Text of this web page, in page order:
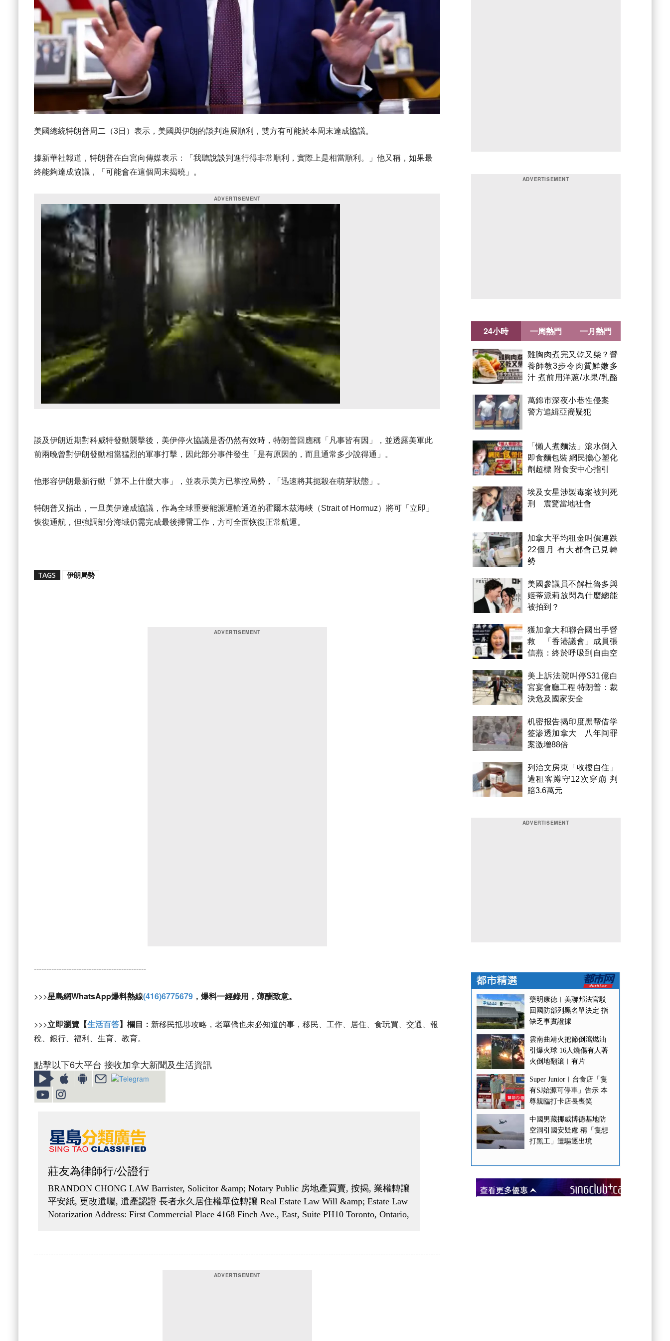
美國總統特朗普周二（3日）表示，美國與伊朗的談判進展順利，雙方有可能於本周末達成協議。
據新華社報道，特朗普在白宮向傳媒表示：「我聽說談判進行得非常順利，實際上是相當順利。」他又稱，如果最
終能夠達成協議，「可能會在這個周末揭曉」。
談及伊朗近期對科威特發動襲擊後，美伊停火協議是否仍然有效時，特朗普回應稱「凡事皆有因」，並透露美軍此
前兩晚曾對伊朗發動相當猛烈的軍事打擊，因此部分事件發生「是有原因的，而且通常多少說得通」。
他形容伊朗最新行動「算不上什麼大事」，並表示美方已掌控局勢，「迅速將其扼殺在萌芽狀態」。
特朗普又指出，一旦美伊達成協議，作為全球重要能源運輸通道的霍爾木茲海峽（Strait of Hormuz）將可「立即」
恢復通航，但強調部分海域仍需完成最後掃雷工作，方可全面恢復正常航運。
TAGS 伊朗局勢
---------------------------------------------
>>>星島網WhatsApp爆料熱線(416)6775679 ，爆料一經錄用，薄酬致意。
>>>立即瀏覽【生活百答】欄目： 新移民抵埗攻略，老華僑也未必知道的事，移民、工作、居住、食玩買、交通、報
稅、銀行、福利、生育、教育。
點擊以下6大平台 接收加拿大新聞及生活資訊
24小時
雞胸肉煮完又乾又柴？營
養師教3步令肉質鮮嫩多
汁 煮前用洋蔥/水果/乳酪
萬錦市深夜小巷性侵案
警方追緝亞裔疑犯
「懶人煮麵法」滾水倒入
即食麵包裝 網民擔心塑化
劑超標 附食安中心指引
埃及女星涉製毒案被判死
刑 震驚當地社會
加拿大平均租金叫價連跌
22個月 有大都會已見轉
勢
美國參議員不解杜魯多與
姬蒂派莉放閃為什麼總能
被拍到？
獲加拿大和聯合國出手營
救 「香港議會」成員張
信燕：終於呼吸到自由空
美上訴法院叫停$31億白
宮宴會廳工程 特朗普：裁
決危及國家安全
机密报告揭印度黑帮借学
签渗透加拿大 八年间罪
案激增88倍
列治文房東「收樓自住」
遭租客蹲守12次穿崩 判
賠3.6萬元
一周熱門 一月熱門